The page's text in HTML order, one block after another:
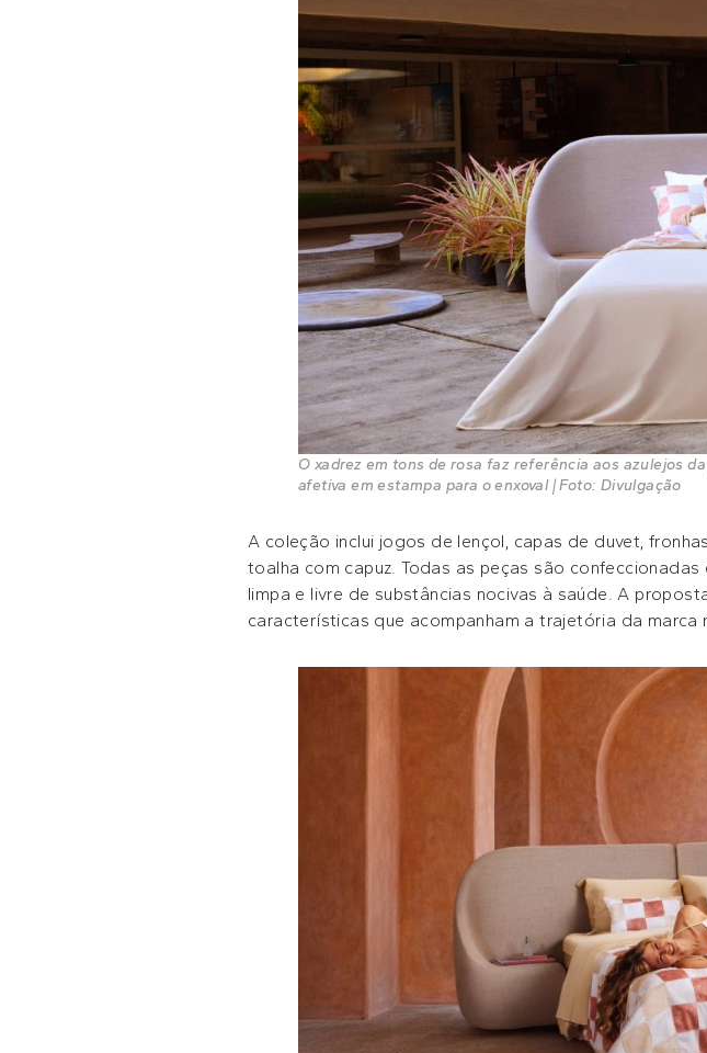
O xadrez em tons de rosa faz referência aos azulejos
afetiva em estampa para o enxoval | Foto: Divulgação
A coleção inclui jogos de lençol, capas de duvet,
toalha com capuz. Todas as peças são
limpa e livre de substâncias nocivas à saúde. A
características que acompanham a trajetória da marca